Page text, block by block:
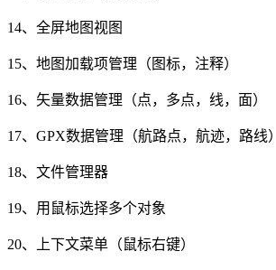
14、全屏地图视图
15、地图加载项管理（图标，注释）
16、矢量数据管理（点，多点，线，面）
17、GPX数据管理（航路点，航迹，路线）
18、文件管理器
19、用鼠标选择多个对象
20、上下文菜单（鼠标右键）